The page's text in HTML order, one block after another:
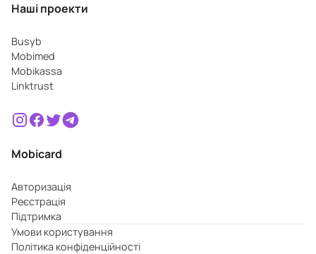
Наші проекти
Busyb
Mobimed
Mobikassa
Linktrust
Mobicard
Авторизація
Реєстрація
Підтримка
Умови користування
Політика конфіденційності